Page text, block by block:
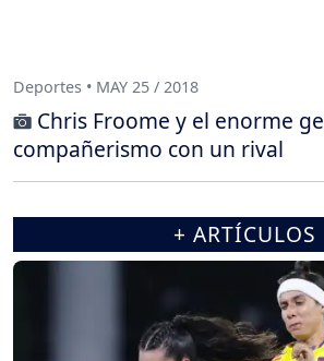
Deportes • MAY 25 / 2018
Chris Froome y el enorme
compañerismo con un rival
+ ARTÍCULOS